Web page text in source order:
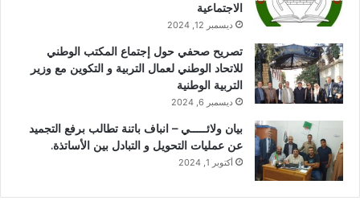
الاجتماعية
ديسمبر 12, 2024
تصريح صحفي حول إجتماع المكتب الوطني
للاتحاد الوطني لعمال التربية و التكوين مع وزير
التربية الوطنية
ديسمبر 6, 2024
بيان ولائـــــي – انباف باتنة تطالب برفع التجميد
عن عمليات التحويل و التبادل بين الأساتذة.
أكتوبر 1, 2024